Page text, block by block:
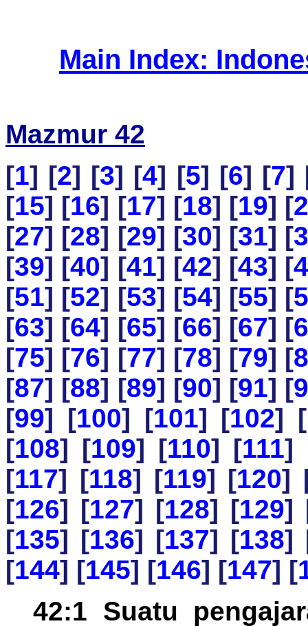
Main Index:
Mazmur 42
[1] [2] [3] [4] [5] [6] [7]
[15] [16] [17] [18] [19] [
[27] [28] [29] [30] [31] [
[39] [40] [41] [42] [43] [
[51] [52] [53] [54] [55] [
[63] [64] [65] [66] [67] [
[75] [76] [77] [78] [79] [
[87] [88] [89] [90] [91] [
[99] [100] [101] [102] [
[108] [109] [110] [111]
[117] [118] [119] [120]
[126] [127] [128] [129]
[135] [136] [137] [138]
[144] [145] [146] [147] [
42:1 Suatu